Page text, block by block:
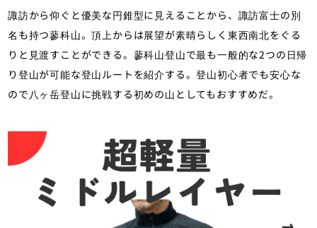
諏訪から仰ぐと優美な円錐型に見えることから、諏訪富士の別
名も持つ蓼科山。頂上からは展望が素晴らしく東西南北をぐる
りと見渡すことができる。蓼科山登山で最も一般的な2つの日帰
り登山が可能な登山ルートを紹介する。登山初心者でも安心な
ので八ヶ岳登山に挑戦する初めの山としてもおすすめだ。